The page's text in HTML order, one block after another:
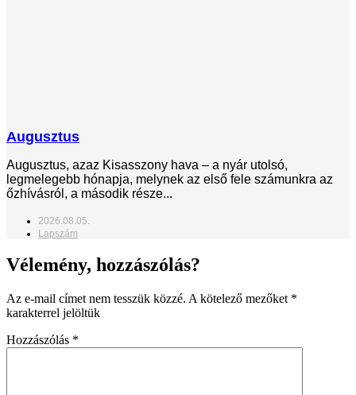
Augusztus
Augusztus, azaz Kisasszony hava – a nyár utolsó,
legmelegebb hónapja, melynek az első fele számunkra az
őzhívásról, a második része...
2026.08.05.
Lapszám
Vélemény, hozzászólás?
Az e-mail címet nem tesszük közzé. A kötelező mezőket *
karakterrel jelöltük
Hozzászólás *